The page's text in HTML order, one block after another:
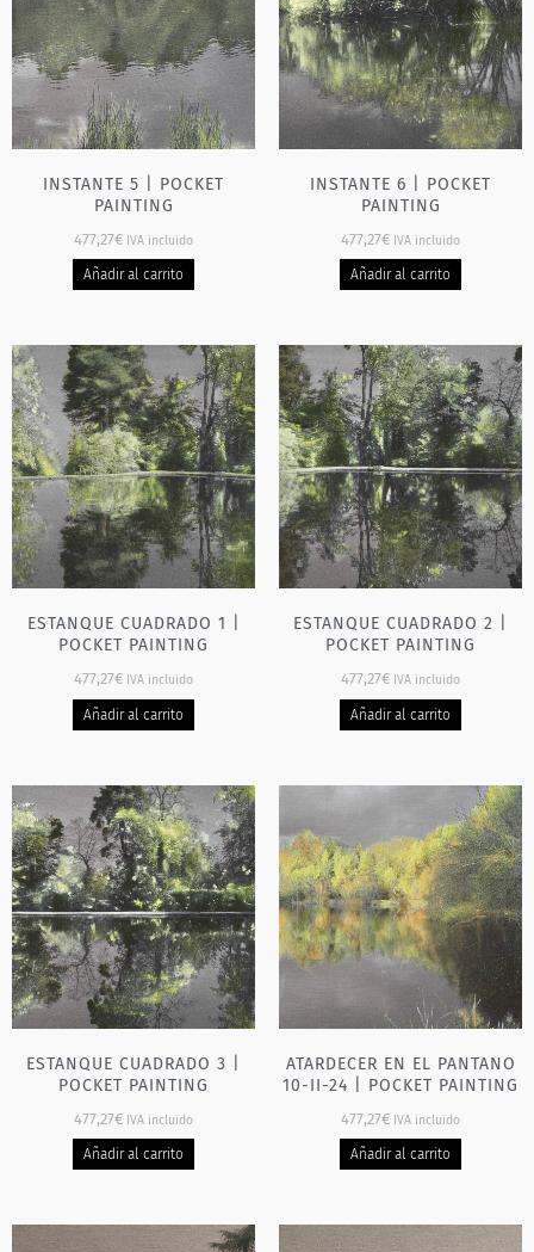
INSTANTE 5 | POCKET
PAINTING
477,27€ IVA incluido
Añadir al carrito
INSTANTE 6 | POCKET
PAINTING
477,27€ IVA incluido
Añadir al carrito
ESTANQUE CUADRADO 1 |
POCKET PAINTING
477,27€ IVA incluido
Añadir al carrito
ESTANQUE CUADRADO 2 |
POCKET PAINTING
477,27€ IVA incluido
Añadir al carrito
ESTANQUE CUADRADO 3 |
POCKET PAINTING
477,27€ IVA incluido
Añadir al carrito
ATARDECER EN EL PANTANO
10-II-24 | POCKET PAINTING
477,27€ IVA incluido
Añadir al carrito